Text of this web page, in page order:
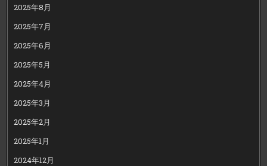
2025年8月
2025年7月
2025年6月
2025年5月
2025年4月
2025年3月
2025年2月
2025年1月
2024年12月